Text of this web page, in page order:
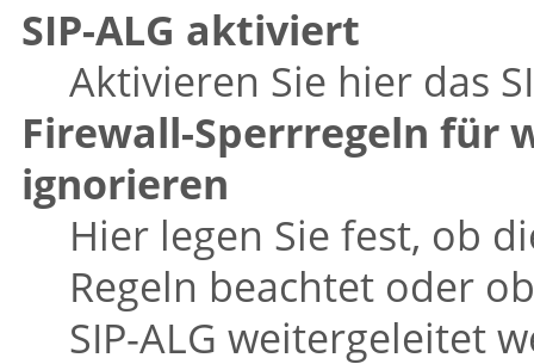
SIP-ALG aktiviert
Aktivieren Sie hier das
Firewall-Sperrregeln für
ignorieren
Hier legen Sie fest, ob
Regeln beachtet oder
SIP-ALG weitergeleitet